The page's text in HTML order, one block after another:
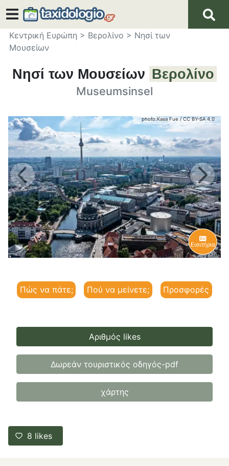
Κεντρική Ευρώπη > Βερολίνο > Νησί των
Μουσείων
Νησί των Μουσείων Βερολίνο
Museumsinsel
photo:Kasa Fue /CC BY-SA 4.0
Εισιτήρια
Πώς να πάτε; Πού να μείνετε; Προσφορές
Αριθμός likes
Δωρεάν τουριστικός οδηγός-pdf
χάρτης
8 likes